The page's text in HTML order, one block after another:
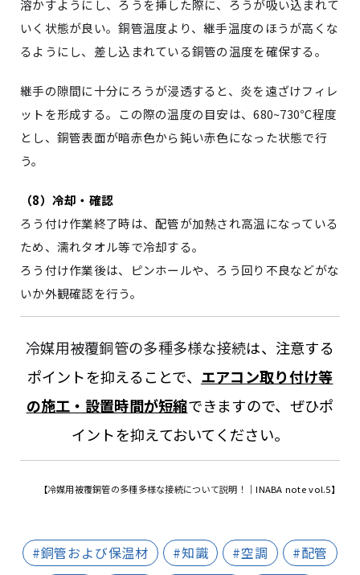
溶かすようにし、ろうを挿した際に、ろうが吸い込まれて
いく状態が良い。銅管温度より、継手温度のほうが高くな
るようにし、差し込まれている銅管の温度を確保する。
継手の隙間に十分にろうが浸透すると、炎を遠ざけフィレ
ットを形成する。この際の温度の目安は、680~730℃程度
とし、銅管表面が暗赤色から鈍い赤色になった状態で行
う。
（8）冷却・確認
ろう付け作業終了時は、配管が加熱され高温になっている
ため、濡れタオル等で冷却する。
ろう付け作業後は、ピンホールや、ろう回り不良などがな
いか外観確認を行う。
冷媒用被覆銅管の多種多様な接続は、注意する
ポイントを抑えることで、 エアコン取り付け等
の施工・設置時間が短縮できますので、ぜひポ
イントを抑えておいてください。
【冷媒用被覆銅管の多種多様な接続について説明！ ｜INABA note vol.5】
#銅管および保温材 #知識 #空調
#配管